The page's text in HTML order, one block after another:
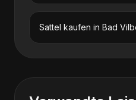
Sattel kaufen in Bad